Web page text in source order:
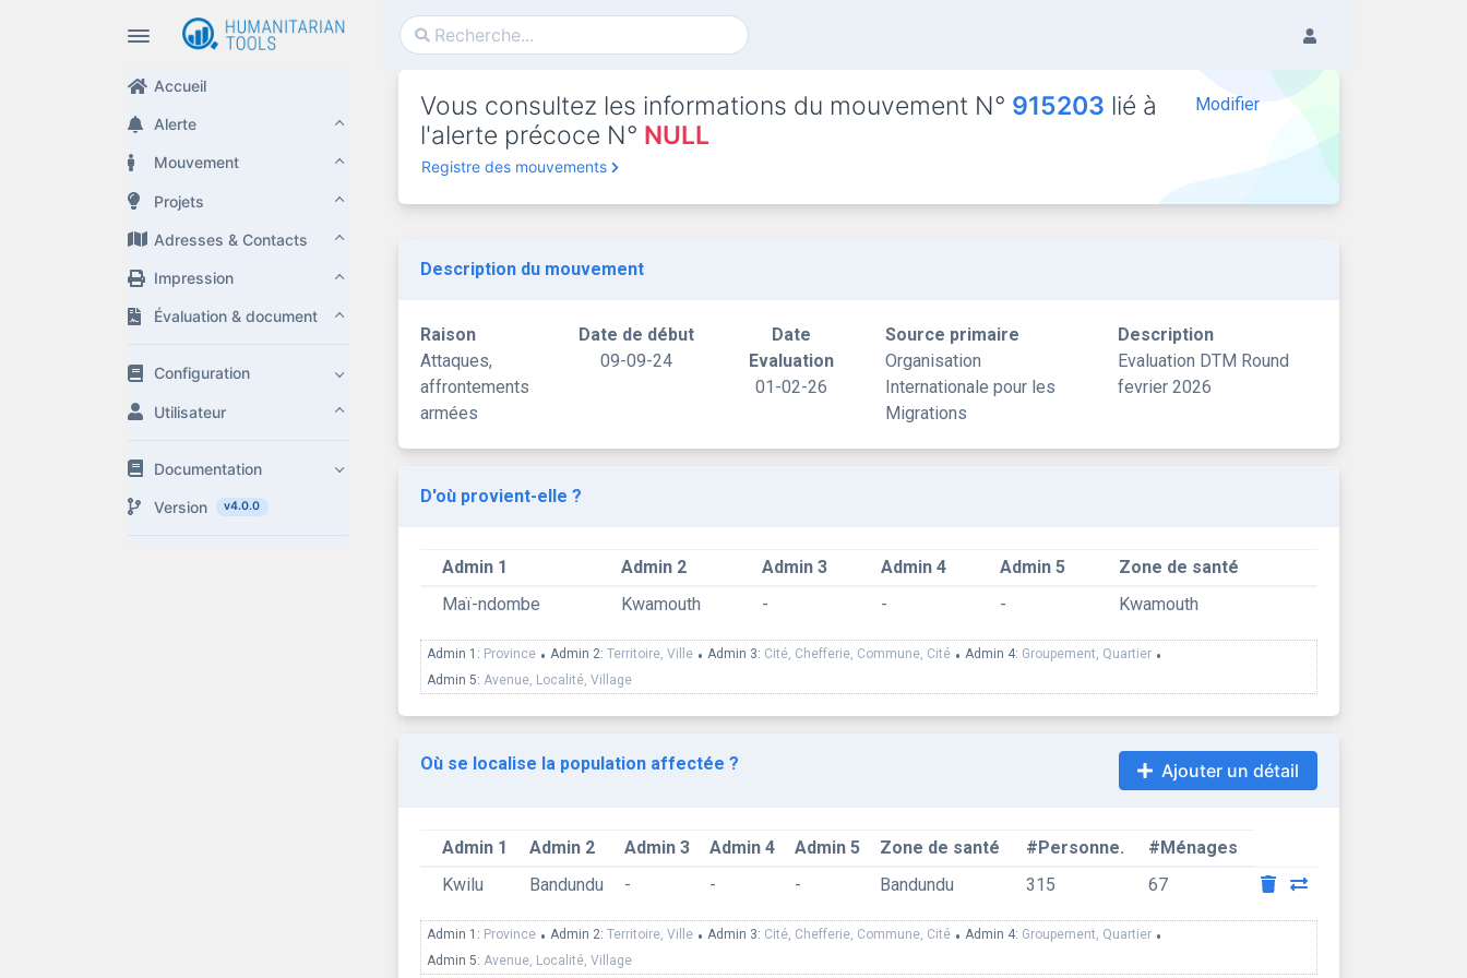
Accueil
Alerte
Mouvement
Projets
Adresses & Contacts
Impression
Évaluation & document
Configuration
Utilisateur
Documentation
Version v4.0.0
Vous consultez les informations du mouvement N° 915203 lié à
l'alerte précoce N° NULL
Registre des mouvements
Modifier
Description du mouvement
Raison
Attaques,
affrontements
armées
Date de début
09-09-24
Date
Evaluation
01-02-26
Source primaire
Organisation
Internationale pour les
Migrations
Description
Evaluation DTM Round
fevrier 2026
D'où provient-elle ?
Admin 1 Admin 2 Admin 3 Admin 4 Admin 5
Zone de santé
Maï-ndombe
Kwamouth - - - Kwamouth
Admin 1: Province • Admin 2: Territoire, Ville • Admin 3: Cité, Chefferie, Commune, Cité • Admin 4: Groupement, Quartier •
Admin 5: Avenue, Localité, Village
Où se localise la population affectée ? Ajouter un détail
Admin 1 Admin 2 Admin 3 Admin 4 Admin 5 Zone de santé #Personne.
#Ménages
Kwilu
Bandundu - - - Bandundu 315 67
Admin 1: Province • Admin 2: Territoire, Ville • Admin 3: Cité, Chefferie, Commune, Cité • Admin 4: Groupement, Quartier •
Admin 5: Avenue, Localité, Village